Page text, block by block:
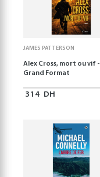
JAMES PATTERSON
Alex Cross, mort ou vif -
Grand Format
314 DH